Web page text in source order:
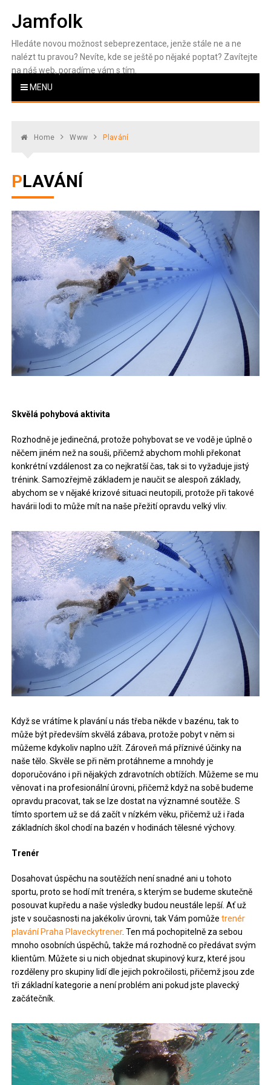
Jamfolk
Hledáte novou možnost sebeprezentace, jenže stále ne a ne
nalézt tu pravou? Nevíte, kde se ještě po nějaké poptat? Zavítejte
na náš web, poradíme vám s tím.
MENU
Home Www Plavání
PLAVÁNÍ
Skvělá pohybová aktivita
Rozhodně je jedinečná, protože pohybovat se ve vodě je úplně o
něčem jiném než na souši, přičemž abychom mohli překonat
konkrétní vzdálenost za co nejkratší čas, tak si to vyžaduje jistý
trénink. Samozřejmě základem je naučit se alespoň základy,
abychom se v nějaké krizové situaci neutopili, protože při takové
havárii lodi to může mít na naše přežití opravdu velký vliv.
Když se vrátíme k plavání u nás třeba někde v bazénu, tak to
může být především skvělá zábava, protože pobyt v něm si
můžeme kdykoliv naplno užít. Zároveň má příznivé účinky na
naše tělo. Skvěle se při něm protáhneme a mnohdy je
doporučováno i při nějakých zdravotních obtížích. Můžeme se mu
věnovat i na profesionální úrovni, přičemž když na sobě budeme
opravdu pracovat, tak se lze dostat na významné soutěže. S
tímto sportem už se dá začít v nízkém věku, přičemž už i řada
základních škol chodí na bazén v hodinách tělesné výchovy.
Trenér
Dosahovat úspěchu na soutěžích není snadné ani u tohoto
sportu, proto se hodí mít trenéra, s kterým se budeme skutečně
posouvat kupředu a naše výsledky budou neustále lepší. Ať už
jste v současnosti na jakékoliv úrovni, tak Vám pomůžetrenér
plavání Praha Plaveckytrener. Ten má pochopitelně za sebou
mnoho osobních úspěchů, takže má rozhodně co předávat svým
klientům. Můžete si u nich objednat skupinový kurz, které jsou
rozděleny pro skupiny lidí dle jejich pokročilosti, přičemž jsou zde
tři základní kategorie a není problém ani pokud jste plavecký
začátečník.